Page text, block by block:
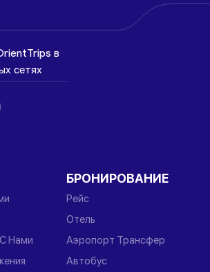
в
сетях
Нами
БРОНИРОВАНИЕ
Рейс
Отель
Аэропорт Трансфер
Автобус